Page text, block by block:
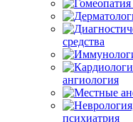
средства
ангиология
психиатрия